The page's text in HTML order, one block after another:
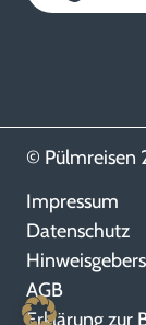
© Pülmreisen
Impressum
Datenschutz
AGB
Erklärung zur